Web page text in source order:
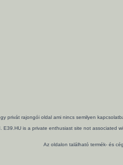
privát rajongói oldal ami nincs semilyen
E39.HU is a private enthusiast site not associated
Az oldalon található termék- és